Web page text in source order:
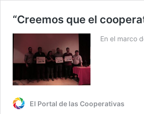
“Creemos que el
En el marco
El Portal de las Cooperativas